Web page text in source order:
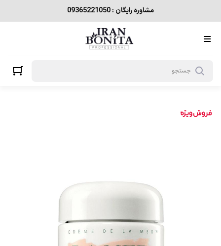
مشاوره رایگان : 09365221050